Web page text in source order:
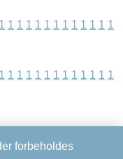
1 1 1 1 1 1 1 1 1 1 1 1 1
1 1 1 1 1 1 1 1 1 1 1 1 1
forbeholdes